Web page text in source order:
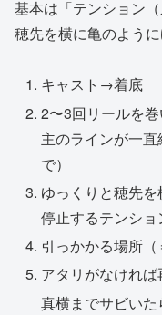
基本は「テンション
穂先を横に亀のよう
キャスト→着底
2〜3回リールを
主のラインが一
で）
ゆっくりと穂先を
停止するテンショ
引っかかる場所
アタリがなけれ
真横までサビい